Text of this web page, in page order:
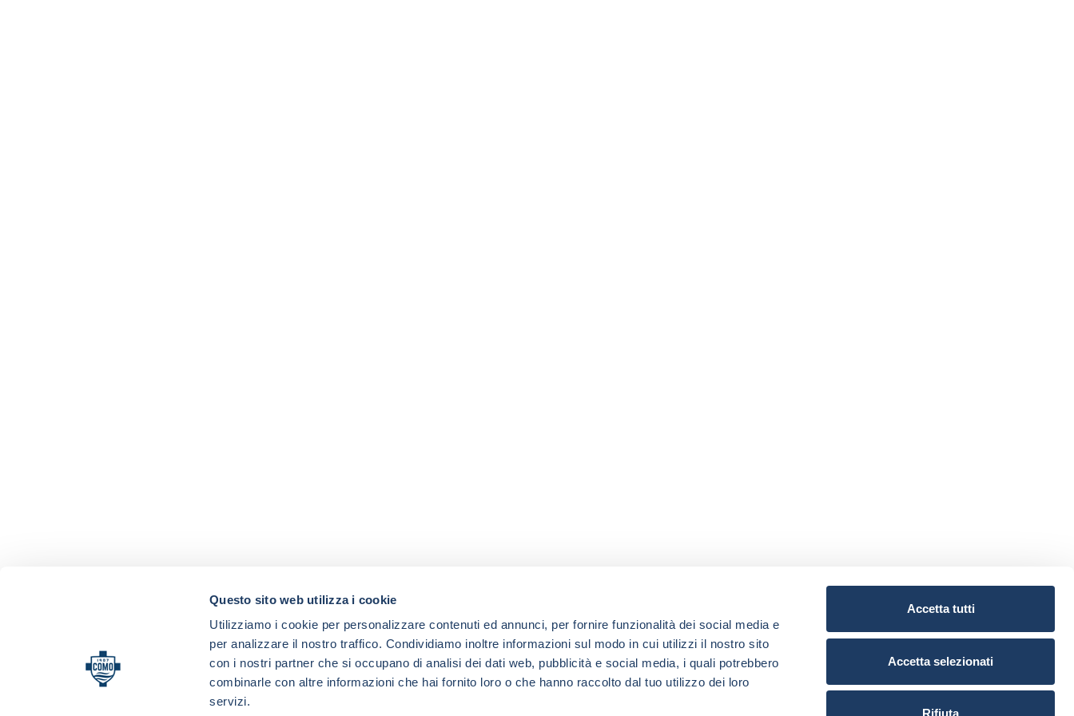
Questo sito web utilizza i cookie
Utilizziamo i cookie per personalizzare contenuti ed annunci, per fornire funzionalità dei social media e
per analizzare il nostro traffico. Condividiamo inoltre informazioni sul modo in cui utilizzi il nostro sito
con i nostri partner che si occupano di analisi dei dati web, pubblicità e social media, i quali potrebbero
combinarle con altre informazioni che hai fornito loro o che hanno raccolto dal tuo utilizzo dei loro
servizi.
Accetta tutti
Accetta selezionati
Rifiuta